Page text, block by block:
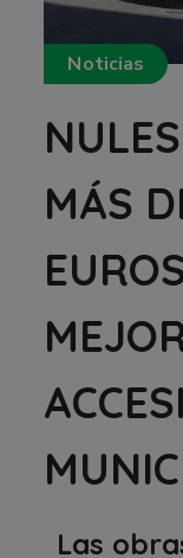
Noticias
MÁS
Las